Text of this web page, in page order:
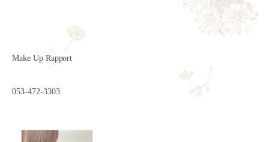
Make Up Rapport
053-472-3303